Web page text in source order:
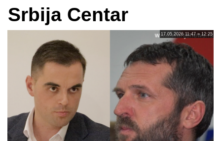
Srbija Centar
17.05.2026 11:47 » 12:25